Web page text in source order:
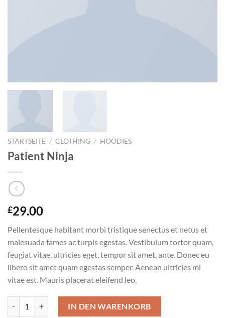
STARTSEITE / CLOTHING / HOODIES
Patient Ninja
£29.00
Pellentesque habitant morbi tristique senectus et netus et
malesuada fames ac turpis egestas. Vestibulum tortor quam,
feugiat vitae, ultricies eget, tempor sit amet, ante. Donec eu
libero sit amet quam egestas semper. Aenean ultricies mi
vitae est. Mauris placerat eleifend leo.
IN DEN WARENKORB